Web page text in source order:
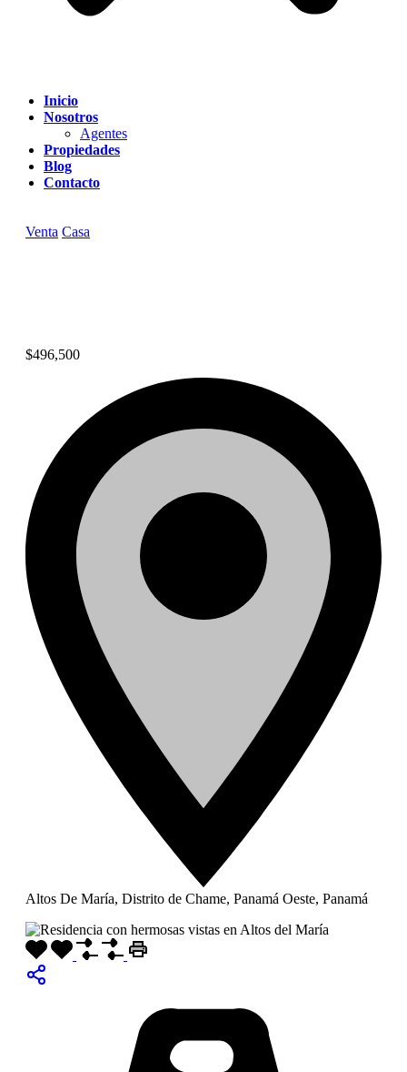
Inicio
Nosotros
Agentes
Propiedades
Blog
Contacto
Venta Casa
$496,500
Altos De María, Distrito de Chame, Panamá Oeste, Panamá